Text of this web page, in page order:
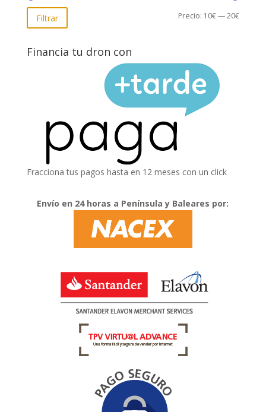
Precio
Precio
Filtrar Precio: 10€—20€
Financia tu dron con
Fracciona tus pagos hasta en 12 meses con un click
Envío en 24 horas a Península y Baleares por: